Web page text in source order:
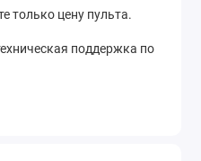
только цену пульта.
поддержка по